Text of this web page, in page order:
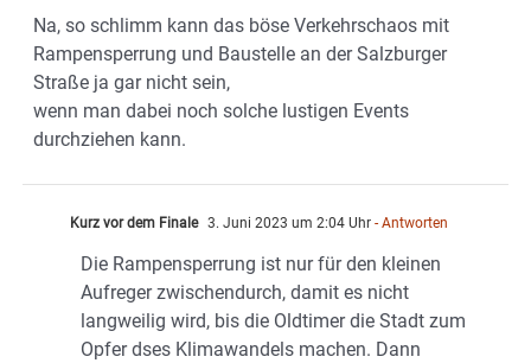
Na, so schlimm kann das böse Verkehrschaos mit
Rampensperrung und Baustelle an der Salzburger
Straße ja gar nicht sein,
wenn man dabei noch solche lustigen Events
durchziehen kann.
Kurz vor dem Finale 3. Juni 2023 um 2:04 Uhr - Antworten
Die Rampensperrung ist nur für den kleinen
Aufreger zwischendurch, damit es nicht
langweilig wird, bis die Oldtimer die Stadt zum
Opfer dses Klimawandels machen. Dann